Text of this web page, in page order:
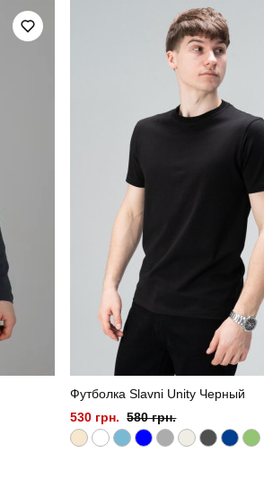
україна
Футболка Slavni Unity Черный
530 грн. 580 грн.